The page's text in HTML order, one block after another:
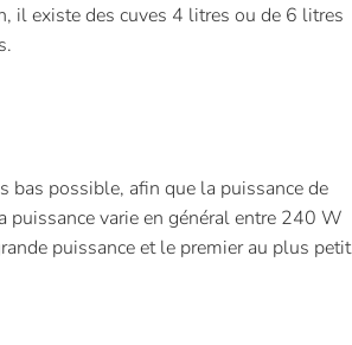
il existe des cuves 4 litres ou de 6 litres
bas possible, afin que la puissance de
puissance varie en général entre 240 W
puissance et le premier au plus petit